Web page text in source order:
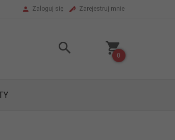
Zaloguj się Zarejestruj mnie
0